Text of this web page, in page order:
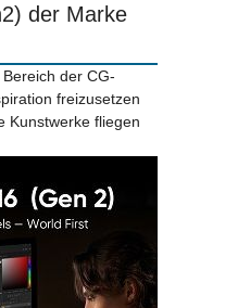
der Marke
der CG-
freizusetzen
Kunstwerke fliegen